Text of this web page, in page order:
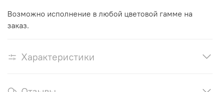
Возможно исполнение в любой цветовой гамме на
заказ.
Характеристики